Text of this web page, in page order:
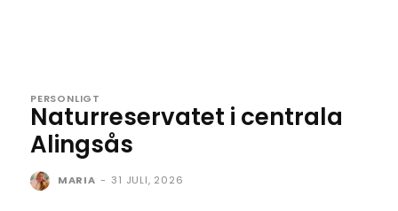
PERSONLIGT
Naturreservatet i centrala
Alingsås
MARIA - 31 JULI, 2026